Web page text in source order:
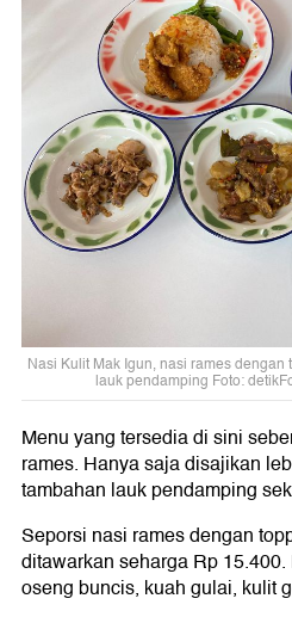
Nasi Kulit Mak Igun, nasi rames
lauk pendamping Foto:
Menu yang tersedia di sini
rames. Hanya saja disajikan
tambahan lauk pendamping
Seporsi nasi rames dengan
ditawarkan seharga Rp
oseng buncis, kuah gulai, kulit